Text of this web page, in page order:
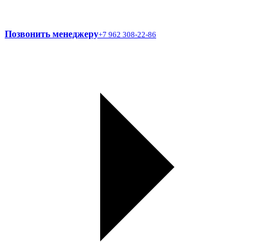
Позвонить менеджеру+7 962 308-22-86